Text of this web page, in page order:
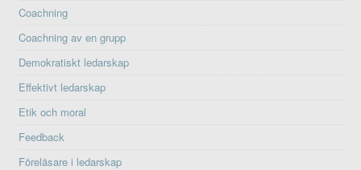
Coachning
Coachning av en grupp
Demokratiskt ledarskap
Effektivt ledarskap
Etik och moral
Feedback
Föreläsare i ledarskap